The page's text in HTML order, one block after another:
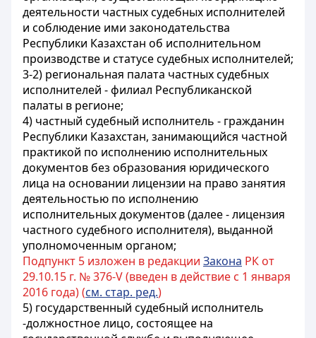
деятельности частных судебных исполнителей
и соблюдение ими законодательства
Республики Казахстан об исполнительном
производстве и статусе судебных исполнителей;
3-2) региональная палата частных судебных
исполнителей - филиал Республиканской
палаты в регионе;
4) частный судебный исполнитель - гражданин
Республики Казахстан, занимающийся частной
практикой по исполнению исполнительных
документов без образования юридического
лица на основании лицензии на право занятия
деятельностью по исполнению
исполнительных документов (далее - лицензия
частного судебного исполнителя), выданной
уполномоченным органом;
Подпункт 5 изложен в редакции Закона РК от
29.10.15 г. № 376-V (введен в действие с 1 января
2016 года) (см. стар. ред.)
5) государственный судебный исполнитель
-должностное лицо, состоящее на